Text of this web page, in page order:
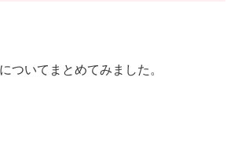
ついてまとめてみました。